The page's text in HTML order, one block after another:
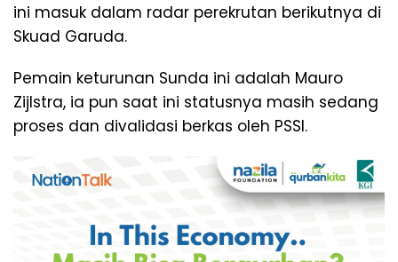
ini masuk dalam radar perekrutan berikutnya di
Skuad Garuda.
Pemain keturunan Sunda ini adalah Mauro
Zijlstra, ia pun saat ini statusnya masih sedang
proses dan divalidasi berkas oleh PSSI.